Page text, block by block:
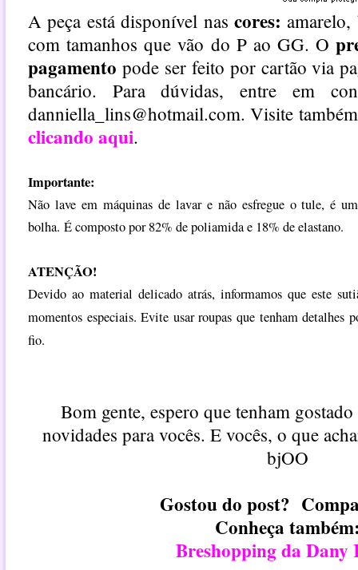
A peça está disponível nas cores:
com tamanhos que vão do P ao GG. O
pagamento pode ser feito por cartão via
bancário. Para dúvidas, entre em
danniella_lins@hotmail.com. Visite
clicando aqui.
Importante:
Não lave em máquinas de lavar e não esfregue o tule, é
bolha. É composto por 82% de poliamida e 18% de elastano.
ATENÇÃO!
Devido ao material delicado atrás, informamos que este
momentos especiais. Evite usar roupas que tenham detalhes
fio.
Bom gente, espero que tenham
novidades para vocês. E vocês, o que
bjOO
Gostou do post?
Conheça
Breshopping da Dany